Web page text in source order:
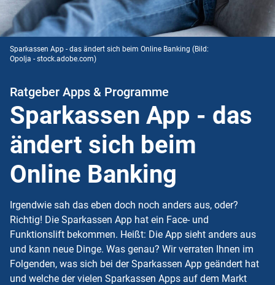
Sparkassen App - das ändert sich beim Online Banking (Bild:
Opolja - stock.adobe.com)
Ratgeber Apps & Programme
Sparkassen App - das
ändert sich beim
Online Banking
Irgendwie sah das eben doch noch anders aus, oder?
Richtig! Die Sparkassen App hat ein Face- und
Funktionslift bekommen. Heißt: Die App sieht anders aus
und kann neue Dinge. Was genau? Wir verraten Ihnen im
Folgenden, was sich bei der Sparkassen App geändert hat
und welche der vielen Sparkassen Apps auf dem Markt